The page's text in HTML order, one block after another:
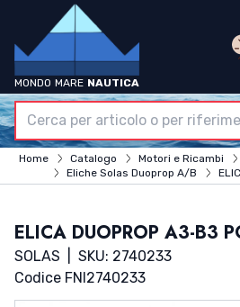
MONDO MARE NAUTICA
Accedi
Home
Azienda
Catalogo
Termini &
Contatti
Home Catalogo Motori e Ricambi
Eliche Solas Duoprop A/B
ELICA DUOPROP A3-B3
SOLAS
SKU: 2740233
Codice FNI 2740233